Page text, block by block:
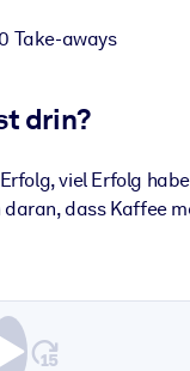
Take-aways
drin?
viel Erfolg
dass Kaffee